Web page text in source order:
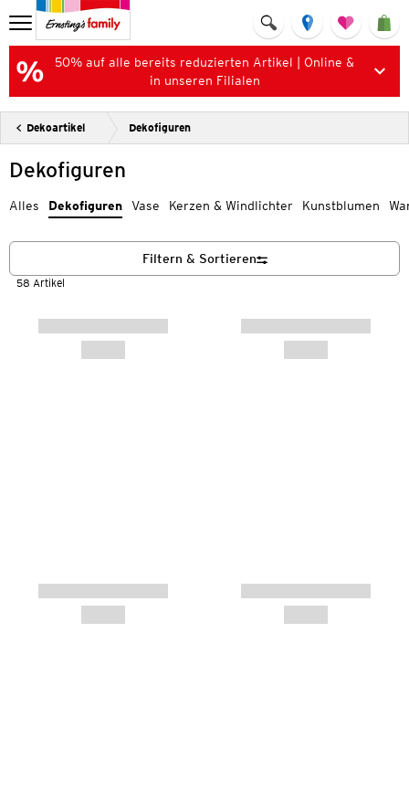
50% auf alle bereits reduzierten Artikel | Online &
in unseren Filialen
Dekoartikel Dekofiguren
Dekofiguren
Alles Dekofiguren Vase Kerzen & Windlichter Kunstblumen
58 Artikel
Filtern & Sortieren